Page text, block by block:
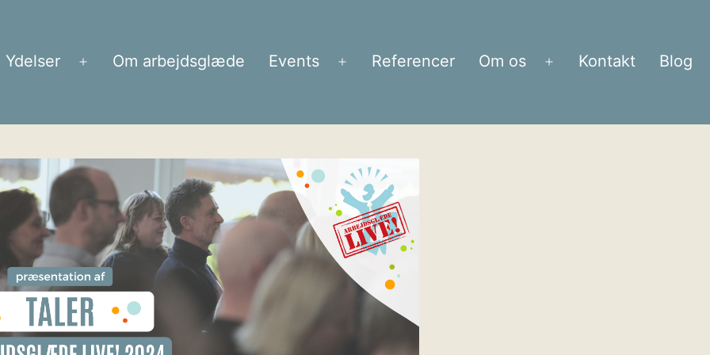
Ydelser Om arbejdsglæde Events Referencer Om os Kontakt Blog